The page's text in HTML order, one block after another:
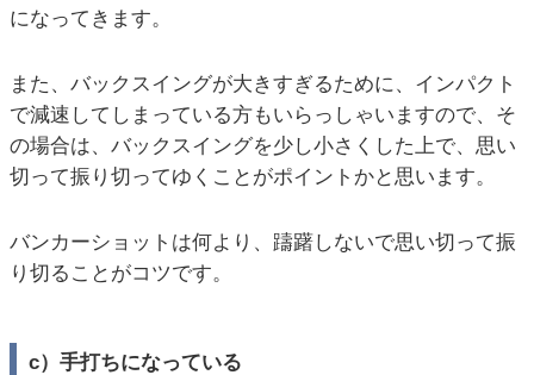
になってきます。
また、バックスイングが大きすぎるために、インパクト
で減速してしまっている方もいらっしゃいますので、そ
の場合は、バックスイングを少し小さくした上で、思い
切って振り切ってゆくことがポイントかと思います。
バンカーショットは何より、躊躇しないで思い切って振
り切ることがコツです。
c）手打ちになっている